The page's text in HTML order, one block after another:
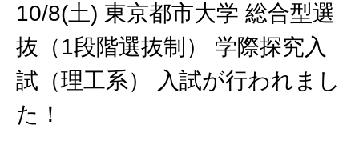
10/8(土) 東京都市大学 総合型選
抜（1段階選抜制） 学際探究入
試（理工系） 入試が行われまし
た！